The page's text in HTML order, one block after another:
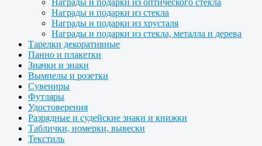
Награды и подарки из оптического стекла
Награды и подарки из стекла
Награды и подарки из хрусталя
Награды и подарки из стекла, металла и дерева
Тарелки декоративные
Панно и плакетки
Значки и знаки
Вымпелы и розетки
Сувениры
Футляры
Удостоверения
Разрядные и судейские знаки и книжки
Таблички, номерки, вывески
Текстиль